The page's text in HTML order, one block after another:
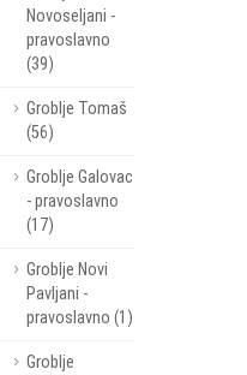
Novoseljani -
pravoslavno
(39)
Groblje Tomaš
(56)
Groblje Galovac
- pravoslavno
(17)
Groblje Novi
Pavljani -
pravoslavno (1)
Groblje